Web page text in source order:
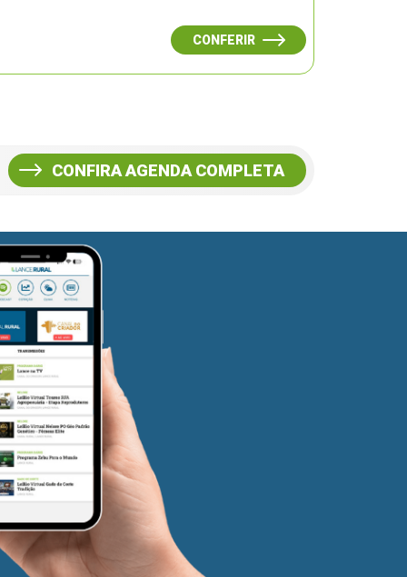
CONFERIR
CONFIRA AGENDA COMPLETA